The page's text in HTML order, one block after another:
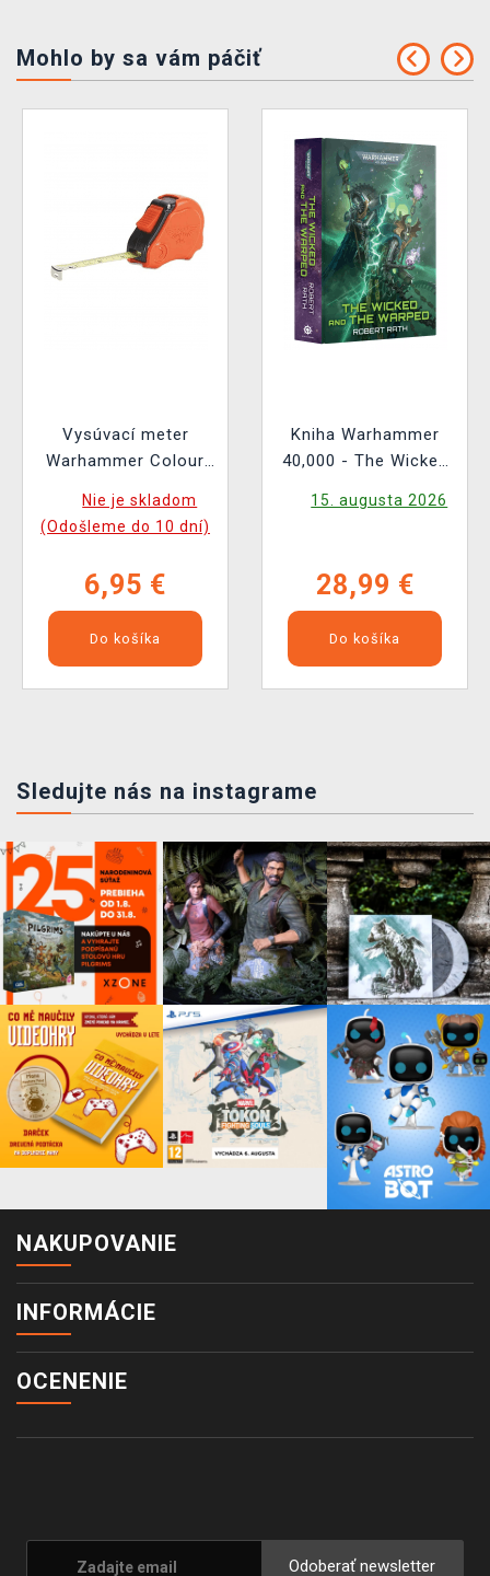
Mohlo by sa vám páčiť
Vysúvací meter
Warhammer Colour
Nie je skladom
(Odošleme do 10 dní)
6,95 €
Do košíka
Kniha Warhammer
40,000 - The Wicked
15. augusta 2026
28,99 €
Do košíka
Sledujte nás na instagrame
NAKUPOVANIE
INFORMÁCIE
OCENENIE
Odoberať newsletter